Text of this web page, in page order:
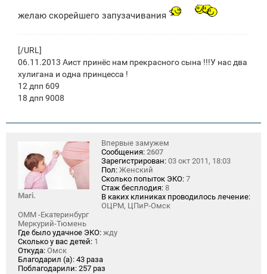
желаю скорейшего запузачивания
[/URL]
06.11.2013 Аист принёс нам прекрасного сына !!!У нас два
хулигана и одна принцесса !
12 дпп 609
18 дпп 9008
Mari.
Впервые замужем
Сообщения: 2607
Зарегистрирован: 03 окт 2011, 18:03
Пол: Женский
Сколько попыток ЭКО: 7
Стаж бесплодия: 8
В каких клиниках проводилось лечение:
ОЦРМ, ЦПиР-Омск
ОММ -Екатеринбург
Меркурий-Тюмень
Где было удачное ЭКО: жду
Сколько у вас детей: 1
Откуда: Омск
Благодарил (а): 43 раза
Поблагодарили: 257 раз